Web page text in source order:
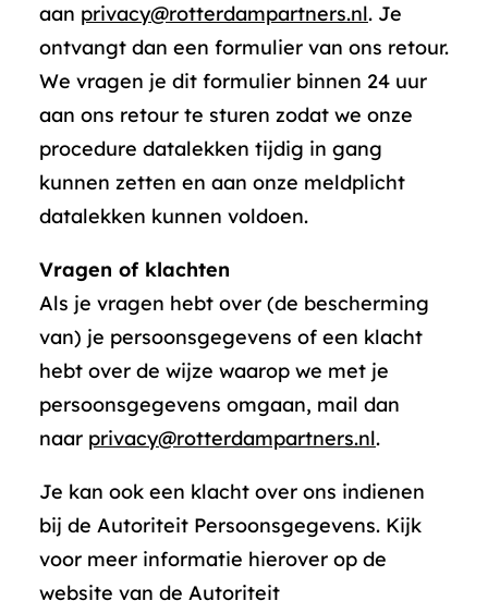
aan privacy@rotterdampartners.nl. Je
ontvangt dan een formulier van ons retour.
We vragen je dit formulier binnen 24 uur
aan ons retour te sturen zodat we onze
procedure datalekken tijdig in gang
kunnen zetten en aan onze meldplicht
datalekken kunnen voldoen.
Vragen of klachten
Als je vragen hebt over (de bescherming
van) je persoonsgegevens of een klacht
hebt over de wijze waarop we met je
persoonsgegevens omgaan, mail dan
naar privacy@rotterdampartners.nl.
Je kan ook een klacht over ons indienen
bij de Autoriteit Persoonsgegevens. Kijk
voor meer informatie hierover op de
website van de Autoriteit